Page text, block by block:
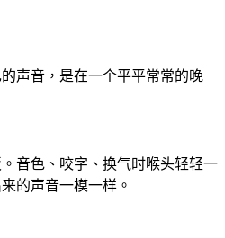
声音，是在一个平平常常的晚
音色、咬字、换气时喉头轻轻一
的声音一模一样。